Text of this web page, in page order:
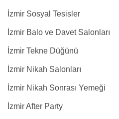
İzmir Sosyal Tesisler
İzmir Balo ve Davet Salonları
İzmir Tekne Düğünü
İzmir Nikah Salonları
İzmir Nikah Sonrası Yemeği
İzmir After Party